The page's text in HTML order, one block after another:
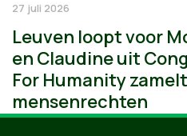
27 juli 2026
Leuven loopt voor
en Claudine uit
For Humanity
mensenrechten